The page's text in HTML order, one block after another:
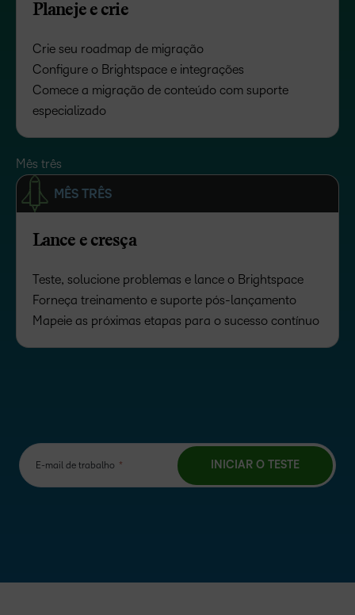
Planeje e crie
Crie seu roadmap de migração
Configure o Brightspace e integrações
Comece a migração de conteúdo com suporte
especializado
Mês três
MÊS TRÊS
Lance e cresça
Teste, solucione problemas e lance o Brightspace
Forneça treinamento e suporte pós-lançamento
Mapeie as próximas etapas para o sucesso contínuo